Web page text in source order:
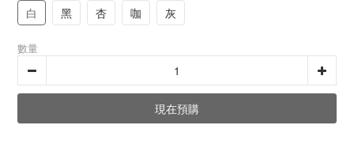
白 黑 杏 咖 灰
數量
現在預購